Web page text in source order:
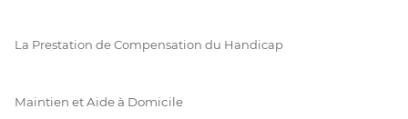
La Prestation de Compensation du Handicap
Maintien et Aide à Domicile